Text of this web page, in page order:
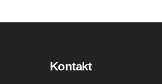
Kontakt